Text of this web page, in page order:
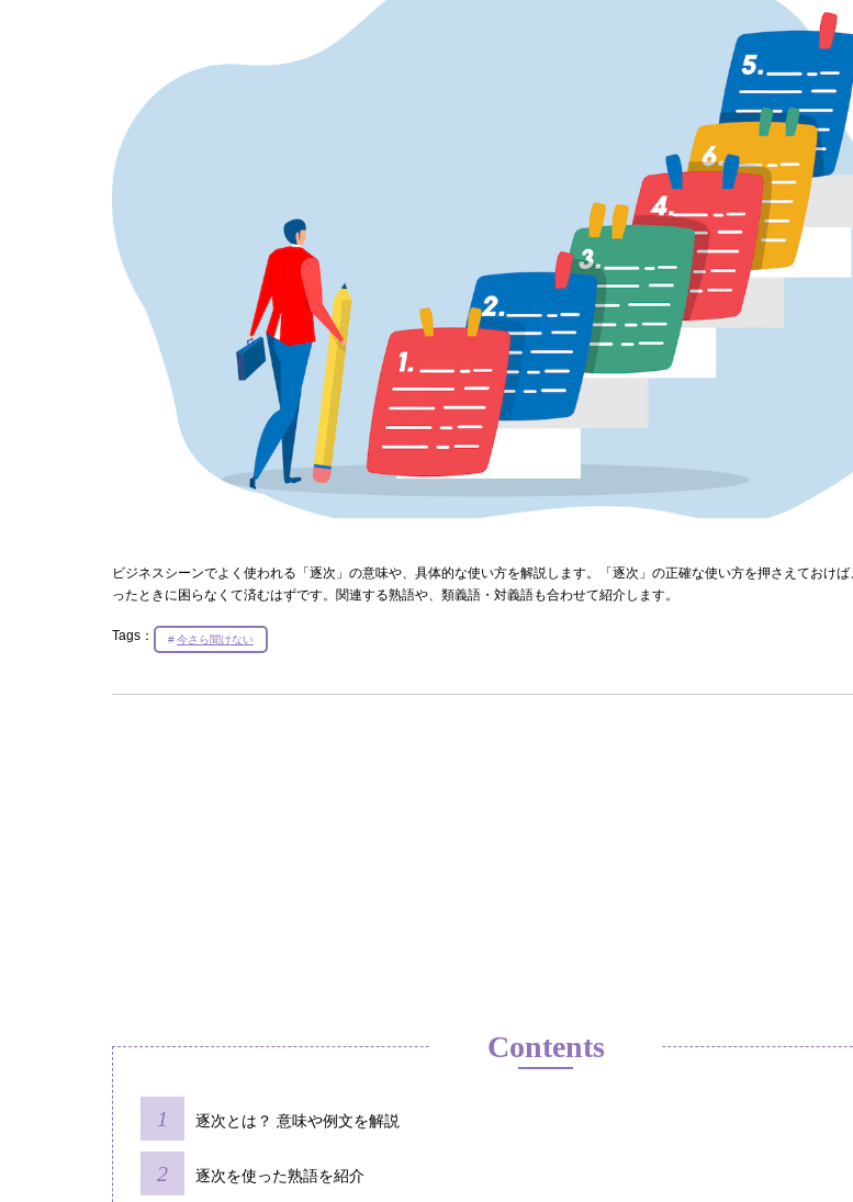
ビジネスシーンでよく使われる「逐次」の意味や、具体的な使い方を解説します。「逐次」の正確な使い方を押さえておけ
ったときに困らなくて済むはずです。関連する熟語や、類義語・対義語も合わせて紹介します。
Tags： 今さら聞けない
Contents
逐次とは？ 意味や例文を解説
逐次を使った熟語を紹介